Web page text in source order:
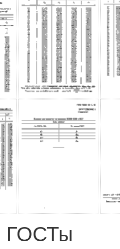
ГОСТы